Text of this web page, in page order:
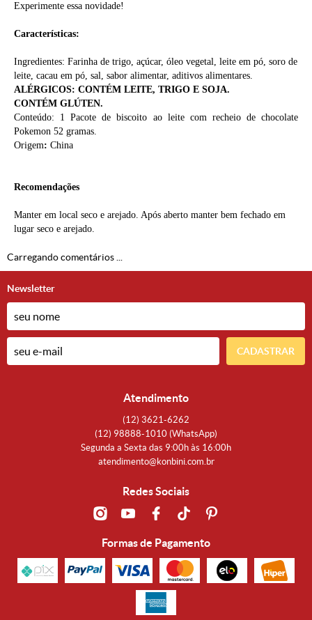
Experimente essa novidade!
Características:
Ingredientes: Farinha de trigo, açúcar, óleo vegetal, leite em pó, soro de
leite, cacau em pó, sal, sabor alimentar, aditivos alimentares.
ALÉRGICOS: CONTÉM LEITE, TRIGO E SOJA.
CONTÉM GLÚTEN.
Conteúdo: 1 Pacote de biscoito ao leite com recheio de chocolate
Pokemon 52 gramas.
Origem: China
Recomendações
Manter em local seco e arejado. Após aberto manter bem fechado em
lugar seco e arejado.
Carregando comentários ...
Newsletter
CADASTRAR
Atendimento
(12) 3621-6262
(12) 98888-1010 (WhatsApp)
Segunda a Sexta das 9:00h às 16:00h
atendimento@konbini.com.br
Redes Sociais
Formas de Pagamento